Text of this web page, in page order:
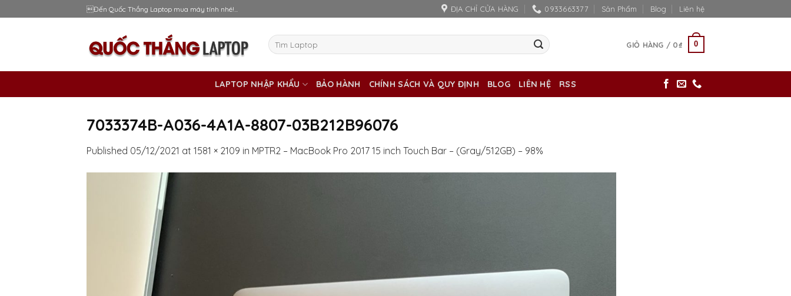
to
Đến Quốc Thắng Laptop mua máy tính nhé!... ĐỊA CHỈ CỬA HÀNG 0933663377 Sản Phẩm Blog Liên hệ
Tìm
kiếm:
GIỎ HÀNG / 0₫ 0
LAPTOP NHẬP KHẨU BẢO HÀNH CHÍNH SÁCH VÀ QUY ĐỊNH BLOG LIÊN HỆ RSS
7033374B-A036-4A1A-8807-03B212B96076
Published 05/12/2021 at 1581 × 2109 in MPTR2 – MacBook Pro 2017 15 inch Touch Bar – (Gray/512GB) – 98%